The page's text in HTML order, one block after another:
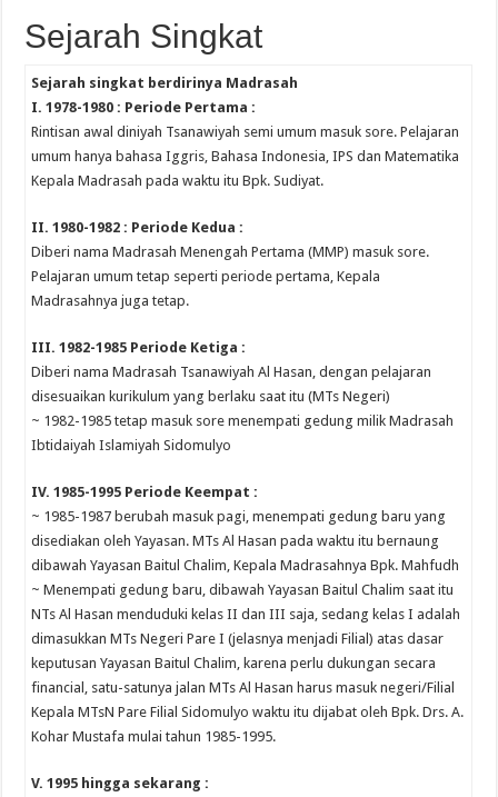
Sejarah Singkat
Sejarah singkat berdirinya Madrasah
I. 1978-1980 : Periode Pertama :
Rintisan awal diniyah Tsanawiyah semi umum masuk sore. Pelajaran
umum hanya bahasa Iggris, Bahasa Indonesia, IPS dan Matematika
Kepala Madrasah pada waktu itu Bpk. Sudiyat.
II. 1980-1982 : Periode Kedua :
Diberi nama Madrasah Menengah Pertama (MMP) masuk sore.
Pelajaran umum tetap seperti periode pertama, Kepala
Madrasahnya juga tetap.
III. 1982-1985 Periode Ketiga :
Diberi nama Madrasah Tsanawiyah Al Hasan, dengan pelajaran
disesuaikan kurikulum yang berlaku saat itu (MTs Negeri)
~ 1982-1985 tetap masuk sore menempati gedung milik Madrasah
Ibtidaiyah Islamiyah Sidomulyo
IV. 1985-1995 Periode Keempat :
~ 1985-1987 berubah masuk pagi, menempati gedung baru yang
disediakan oleh Yayasan. MTs Al Hasan pada waktu itu bernaung
dibawah Yayasan Baitul Chalim, Kepala Madrasahnya Bpk. Mahfudh
~ Menempati gedung baru, dibawah Yayasan Baitul Chalim saat itu
NTs Al Hasan menduduki kelas II dan III saja, sedang kelas I adalah
dimasukkan MTs Negeri Pare I (jelasnya menjadi Filial) atas dasar
keputusan Yayasan Baitul Chalim, karena perlu dukungan secara
financial, satu-satunya jalan MTs Al Hasan harus masuk negeri/Filial
Kepala MTsN Pare Filial Sidomulyo waktu itu dijabat oleh Bpk. Drs. A.
Kohar Mustafa mulai tahun 1985-1995.
V. 1995 hingga sekarang :